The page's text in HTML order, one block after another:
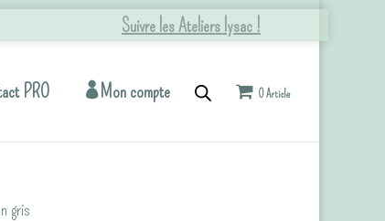
Suivre les Ateliers lysac !
PRO Mon compte 0 Article
gris